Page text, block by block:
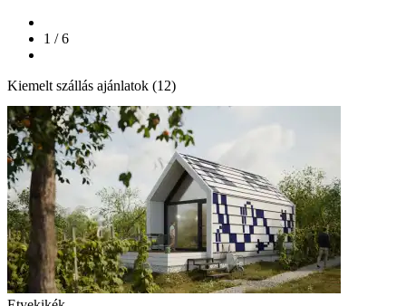
1 / 6
Kiemelt szállás ajánlatok (12)